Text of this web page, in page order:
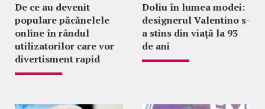
De ce au devenit
populare păcănelele
online în rândul
utilizatorilor care vor
divertisment rapid
Doliu în lumea modei:
designerul Valentino s-
a stins din viață la 93
de ani